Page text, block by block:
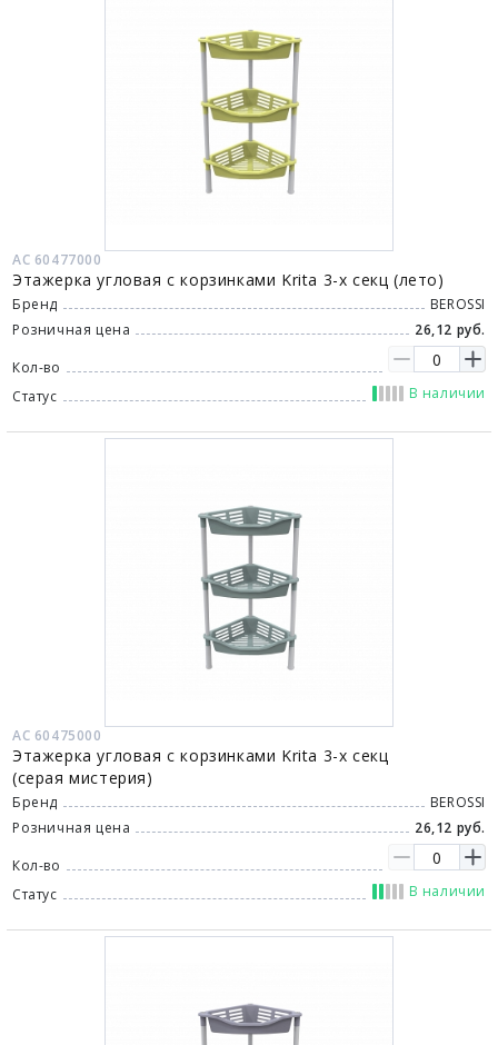
АС 60477000
Этажерка угловая с корзинками Krita 3-х секц (лето)
Бренд
BEROSSI
Розничная цена
26,12 руб.
Кол-во
Статус
В наличии
АС 60475000
Этажерка угловая с корзинками Krita 3-х секц
(серая мистерия)
Бренд
BEROSSI
Розничная цена
26,12 руб.
Кол-во
Статус
В наличии